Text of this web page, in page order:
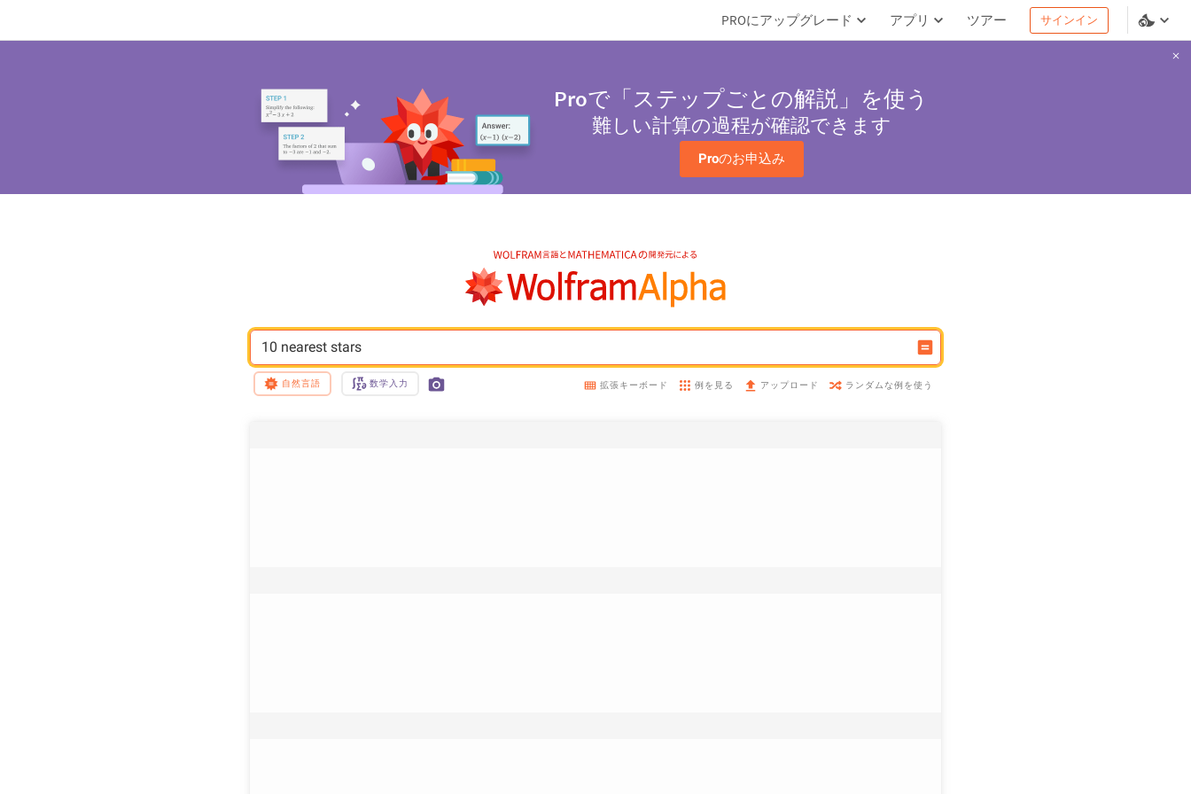
PROにアップグレード アプリ ツアー サインイン
Proで「ステップごとの解説」を使う
難しい計算の過程が確認できます
Proのお申込み
10 nearest stars
自然言語 数学入力 拡張キーボード 例を見る アップロード ランダムな例を使う